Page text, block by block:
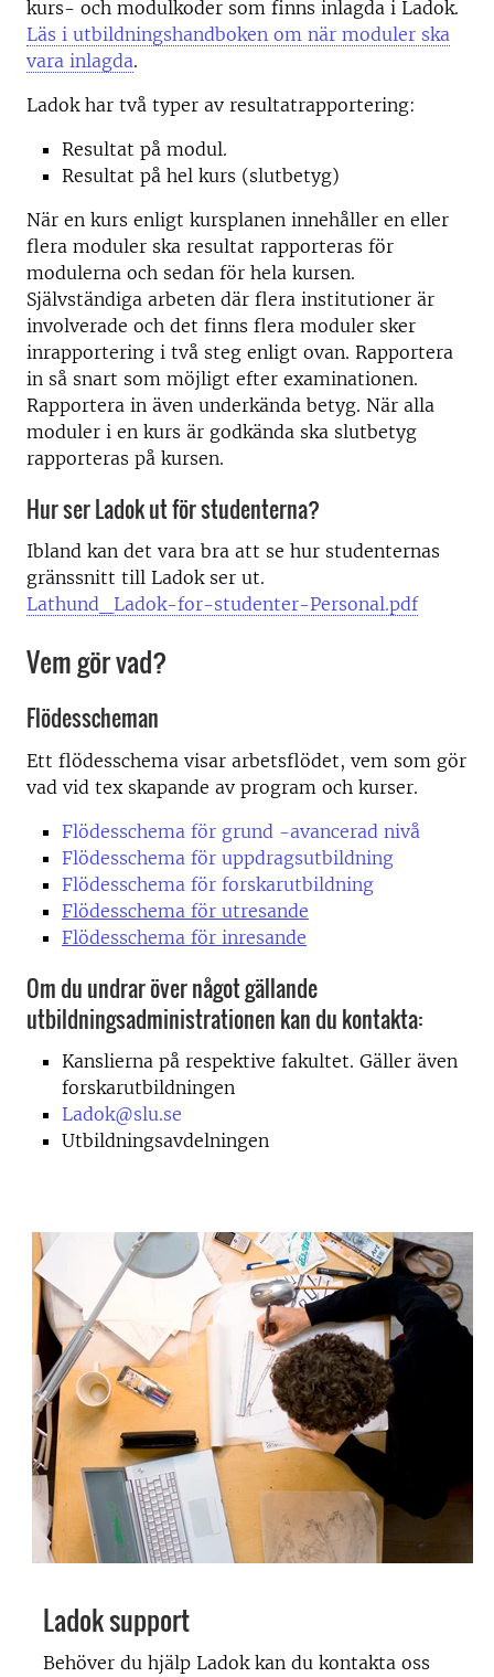
kurs- och modulkoder som finns inlagda i Ladok.
Läs i utbildningshandboken om när moduler ska
vara inlagda.
Ladok har två typer av resultatrapportering:
Resultat på modul.
Resultat på hel kurs (slutbetyg)
När en kurs enligt kursplanen innehåller en eller
flera moduler ska resultat rapporteras för
modulerna och sedan för hela kursen.
Självständiga arbeten där flera institutioner är
involverade och det finns flera moduler sker
inrapportering i två steg enligt ovan. Rapportera
in så snart som möjligt efter examinationen.
Rapportera in även underkända betyg. När alla
moduler i en kurs är godkända ska slutbetyg
rapporteras på kursen.
Hur ser Ladok ut för studenterna?
Ibland kan det vara bra att se hur studenternas
gränssnitt till Ladok ser ut.
Lathund_Ladok-for-studenter-Personal.pdf
Vem gör vad?
Flödesscheman
Ett flödesschema visar arbetsflödet, vem som gör
vad vid tex skapande av program och kurser.
Flödesschema för grund -avancerad nivå
Flödesschema för uppdragsutbildning
Flödesschema för forskarutbildning
Flödesschema för utresande
Flödesschema för inresande
Om du undrar över något gällande
utbildningsadministrationen kan du kontakta:
Kanslierna på respektive fakultet. Gäller även
forskarutbildningen
Ladok@slu.se
Utbildningsavdelningen
Ladok support
Behöver du hjälp Ladok kan du kontakta oss